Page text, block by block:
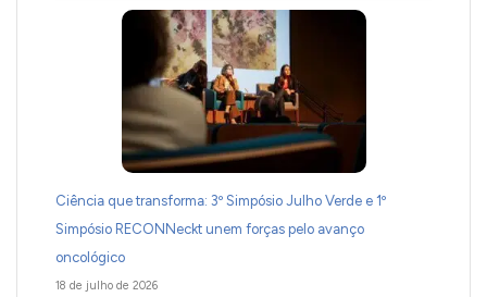
Ciência que transforma: 3º Simpósio Julho Verde e 1º
Simpósio RECONNeckt unem forças pelo avanço
oncológico
18 de julho de 2026